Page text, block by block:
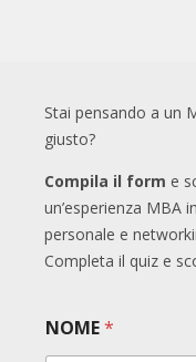
Stai pensando a un
giusto?
Compila il form e
un’esperienza MBA
personale e
Completa il quiz e
NOME*